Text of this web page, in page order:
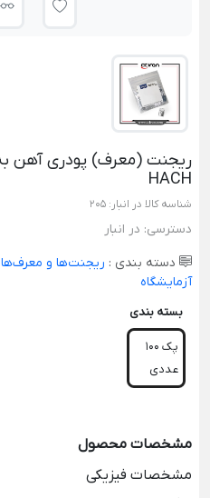
HACH
شناسه کالا در انبار: 205
دسترسی: در انبار
دسته بندی : ریجنت‌ها و معرف‌ها
آزمایشگاه
بسته بندی
پک 100
عددی
مشخصات محصول
مشخصات فیزیکی